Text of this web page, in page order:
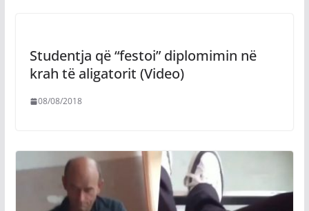
Studentja që “festoi” diplomimin në
krah të aligatorit (Video)
08/08/2018